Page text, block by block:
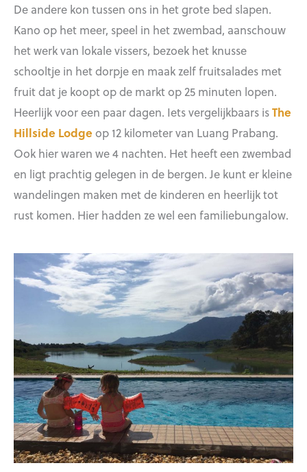
De andere kon tussen ons in het grote bed slapen.
Kano op het meer, speel in het zwembad, aanschouw
het werk van lokale vissers, bezoek het knusse
schooltje in het dorpje en maak zelf fruitsalades met
fruit dat je koopt op de markt op 25 minuten lopen.
Heerlijk voor een paar dagen. Iets vergelijkbaars isThe
Hillside Lodge op 12 kilometer van Luang Prabang.
Ook hier waren we 4 nachten. Het heeft een zwembad
en ligt prachtig gelegen in de bergen. Je kunt er kleine
wandelingen maken met de kinderen en heerlijk tot
rust komen. Hier hadden ze wel een familiebungalow.